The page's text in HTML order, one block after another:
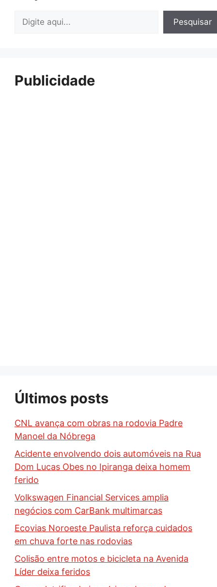
Pesquisar Pesquisar
Publicidade
Últimos posts
CNL avança com obras na rodovia Padre
Manoel da Nóbrega
Acidente envolvendo dois automóveis na Rua
Dom Lucas Obes no Ipiranga deixa homem
ferido
Volkswagen Financial Services amplia
negócios com CarBank multimarcas
Ecovias Noroeste Paulista reforça cuidados
em chuva forte nas rodovias
Colisão entre motos e bicicleta na Avenida
Líder deixa feridos